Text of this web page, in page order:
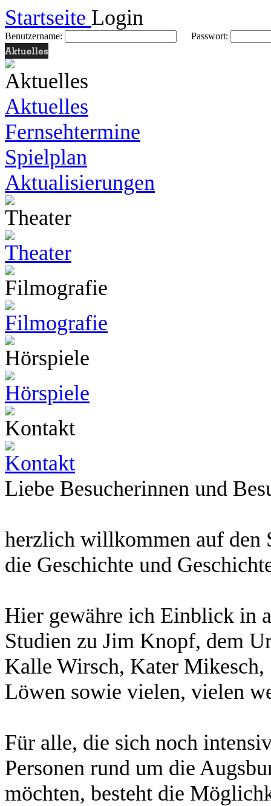
Startseite Login
Benutzername: Passwort:
Aktuelles
Fernsehtermine
Spielplan
Aktualisierungen
Liebe Besucherinnen und
herzlich willkommen auf den
die Geschichte und
Hier gewähre ich Einblick in
Studien zu Jim Knopf, dem
Kalle Wirsch, Kater Mikesch,
Löwen sowie vielen, vielen
Für alle, die sich noch
Personen rund um die
möchten, besteht die